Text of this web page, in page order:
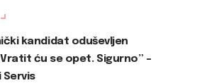
kandidat oduševljen
ću se opet. Sigurno” –
Servis